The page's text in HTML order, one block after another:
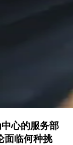
心的服务部
面临何种挑